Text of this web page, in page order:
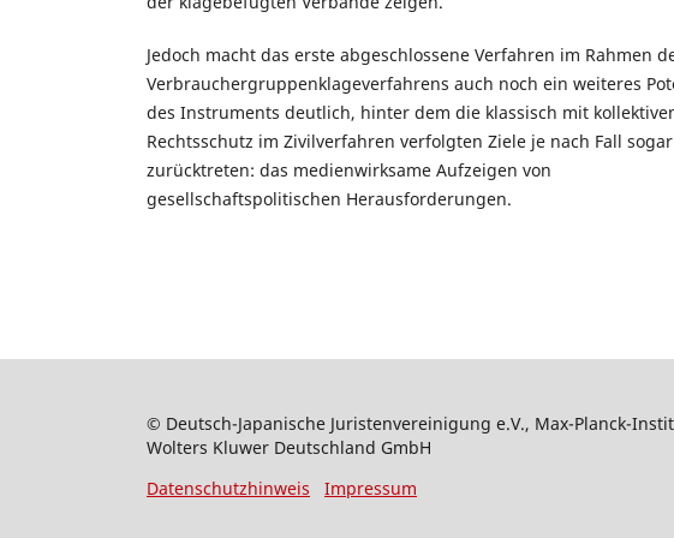
Jedoch macht das erste abgeschlossene Verfahren im Rahmen
Verbrauchergruppenklageverfahrens auch noch ein weiteres
des Instruments deutlich, hinter dem die klassisch mit
Rechtsschutz im Zivilverfahren verfolgten Ziele je nach Fall sogar
zurücktreten: das medienwirksame Aufzeigen von
gesellschaftspolitischen Herausforderungen.
© Deutsch-Japanische Juristenvereinigung e.V., Max-Planck-
Wolters Kluwer Deutschland GmbH
Datenschutzhinweis
Impressum